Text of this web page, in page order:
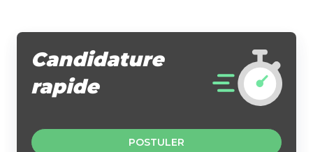
Candidature
rapide
POSTULER